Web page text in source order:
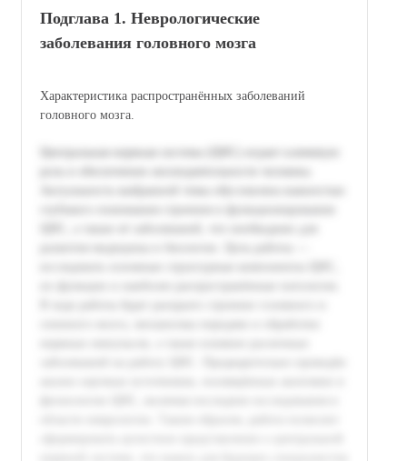
Подглава 1. Неврологические
заболевания головного мозга
Характеристика распространённых заболеваний
головного мозга.